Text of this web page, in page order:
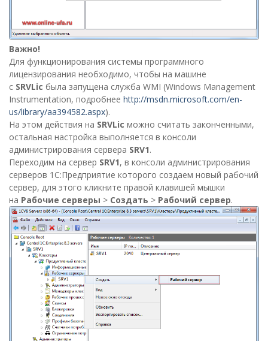
Важно!
Для функционирования системы программного
лицензирования необходимо, чтобы на машине
с SRVLic была запущена служба WMI (Windows Management
Instrumentation, подробнее http://msdn.microsoft.com/en-
us/library/aa394582.aspx).
На этом действия на SRVLic можно считать законченными,
остальная настройка выполняется в консоли
администрирования сервера SRV1.
Переходим на сервер SRV1, в консоли администрирования
серверов 1С:Предприятие которого создаем новый рабочий
сервер, для этого кликните правой клавишей мышки
на Рабочие серверы > Создать > Рабочий сервер.